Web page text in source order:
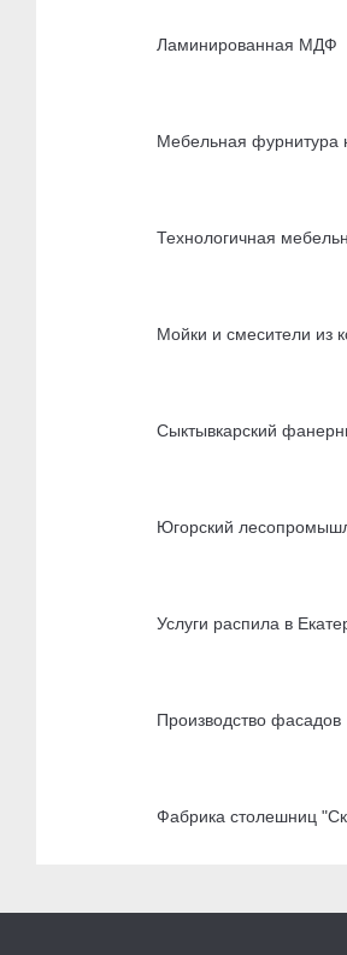
Ламинированная МДФ
Мебельная фурнитура
Технологичная
Мойки и смесители из
Сыктывкарский
Югорский
Услуги распила в
Производство фасадов
Фабрика столешниц